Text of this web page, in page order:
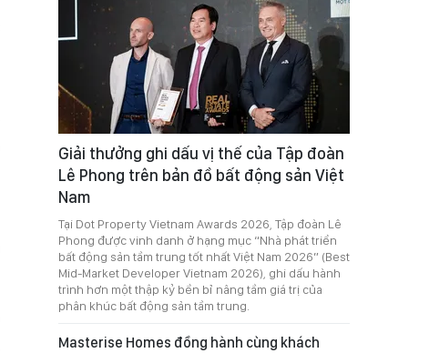
Giải thưởng ghi dấu vị thế của Tập đoàn
Lê Phong trên bản đồ bất động sản Việt
Nam
Tại Dot Property Vietnam Awards 2026, Tập đoàn Lê
Phong được vinh danh ở hạng mục “Nhà phát triển
bất động sản tầm trung tốt nhất Việt Nam 2026” (Best
Mid-Market Developer Vietnam 2026), ghi dấu hành
trình hơn một thập kỷ bền bỉ nâng tầm giá trị của
phân khúc bất động sản tầm trung.
Masterise Homes đồng hành cùng khách